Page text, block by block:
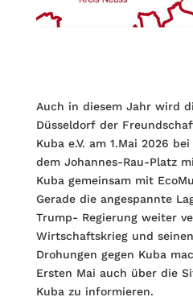
Auch in diesem Jahr wird
Düsseldorf der
Kuba e.V. am 1.Mai 2026
dem Johannes-Rau-Platz
Kuba gemeinsam mit
Gerade die angespannte
Trump- Regierung weiter
Wirtschaftskrieg und
Drohungen gegen Kuba
Ersten Mai auch über die
Kuba zu informieren.